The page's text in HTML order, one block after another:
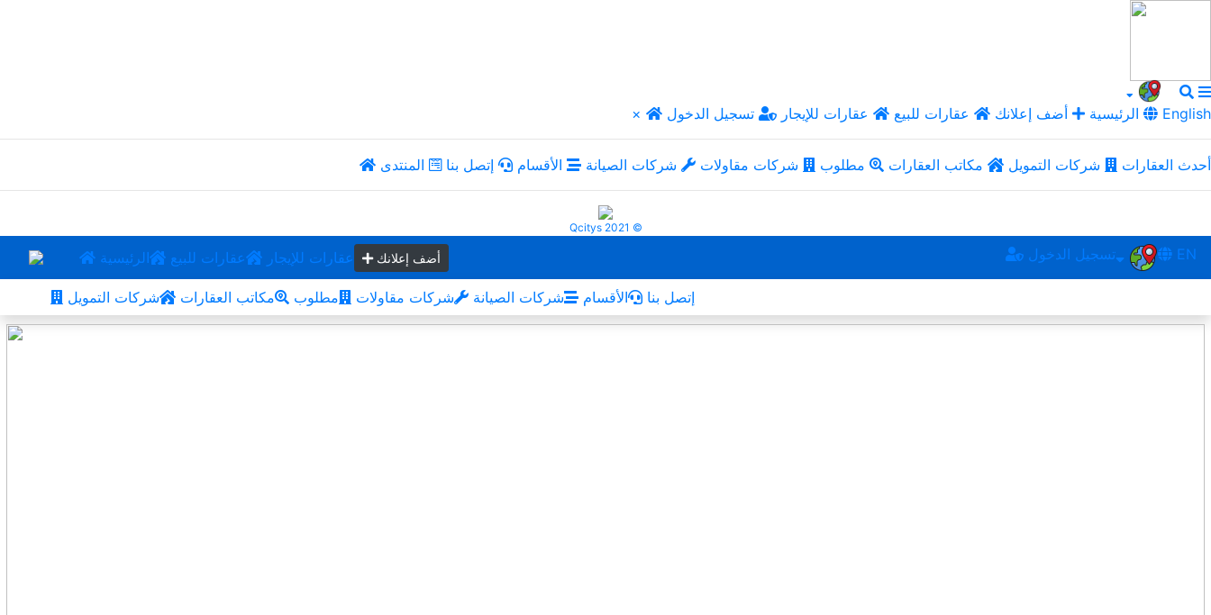
× الرئيسية أضف إعلانك عقارات للبيع عقارات للإيجار تسجيل الدخول English
أحدث العقارات شركات التمويل مكاتب العقارات مطلوب شركات مقاولات شركات الصيانة الأقسام إتصل بنا المنتدى
Qcitys 2021 ©
الرئيسية عقارات للبيع عقارات للإيجار أضف إعلانك تسجيل الدخول EN
شركات التمويل مكاتب العقارات مطلوب شركات مقاولات شركات الصيانة الأقسام إتصل بنا